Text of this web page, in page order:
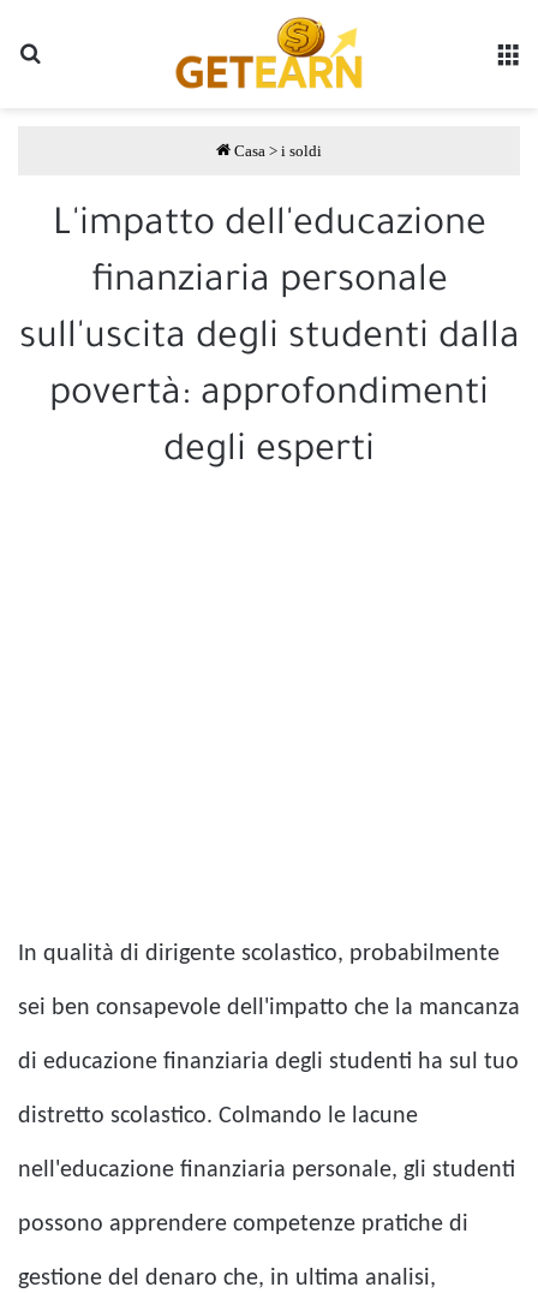
Casa > i soldi
L'impatto dell'educazione
finanziaria personale
sull'uscita degli studenti dalla
povertà: approfondimenti
degli esperti
In qualità di dirigente scolastico, probabilmente
sei ben consapevole dell'impatto che la mancanza
di educazione finanziaria degli studenti ha sul tuo
distretto scolastico. Colmando le lacune
nell'educazione finanziaria personale, gli studenti
possono apprendere competenze pratiche di
gestione del denaro che, in ultima analisi,